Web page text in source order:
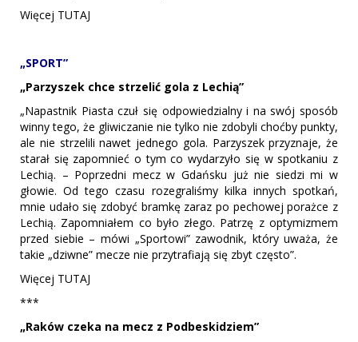
Więcej TUTAJ
„SPORT”
„Parzyszek chce strzelić gola z Lechią”
„Napastnik Piasta czuł się odpowiedzialny i na swój sposób
winny tego, że gliwiczanie nie tylko nie zdobyli choćby punkty,
ale nie strzelili nawet jednego gola. Parzyszek przyznaje, że
starał się zapomnieć o tym co wydarzyło się w spotkaniu z
Lechią. – Poprzedni mecz w Gdańsku już nie siedzi mi w
głowie. Od tego czasu rozegraliśmy kilka innych spotkań,
mnie udało się zdobyć bramkę zaraz po pechowej porażce z
Lechią. Zapomniałem co było złego. Patrzę z optymizmem
przed siebie – mówi „Sportowi” zawodnik, który uważa, że
takie „dziwne” mecze nie przytrafiają się zbyt często”.
Więcej TUTAJ
***
„Raków czeka na mecz z Podbeskidziem”